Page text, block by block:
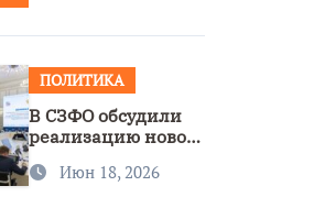
ПОЛИТИКА
В СЗФО обсудили
реализацию новой
нацполитики
Июн 18, 2026